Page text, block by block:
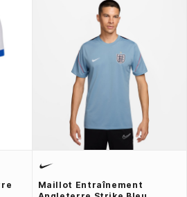
Maillot Entraînement